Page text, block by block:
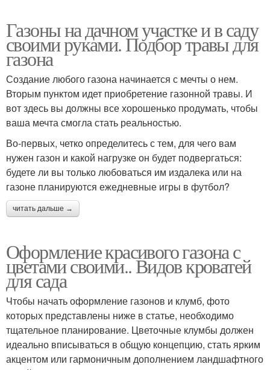
Газоны на дачном участке и в саду
своими руками. Подбор травы для
газона
Создание любого газона начинается с мечты о нем.
Вторым пунктом идет приобретение газонной травы. И
вот здесь вы должны все хорошенько продумать, чтобы
ваша мечта смогла стать реальностью.
Во-первых, четко определитесь с тем, для чего вам
нужен газон и какой нагрузке он будет подвергаться:
будете ли вы только любоваться им издалека или на
газоне планируются ежедневные игры в футбол?
читать дальше →
Оформление красивого газона с
цветами своими.. Видов кроватей
для сада
Чтобы начать оформление газонов и клумб, фото
которых представлены ниже в статье, необходимо
тщательное планирование. Цветочные клумбы должен
идеально вписываться в общую концепцию, стать ярким
акцентом или гармоничным дополнением ландшафтного